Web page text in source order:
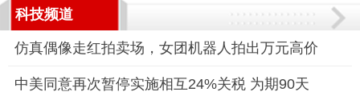
科技频道
仿真偶像走红拍卖场，女团机器人拍出万元高价
中美同意再次暂停实施相互24%关税 为期90天